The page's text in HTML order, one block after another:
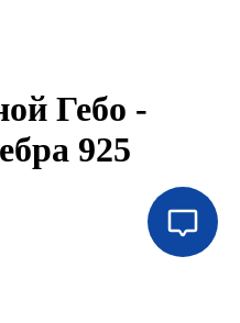
Гебо -
925